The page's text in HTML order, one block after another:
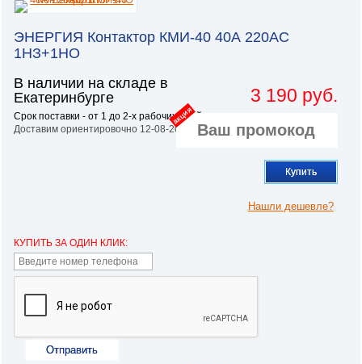
ЭНЕРГИЯ Контактор КМИ-40 40А 220AC
1НЗ+1НО
В наличии на складе в
Екатеринбурге
Срок поставки - от 1 до 2-х рабочих дней.
Доставим ориентировочно 12-08-2026
3 190 руб.
акция
Купить
Нашли дешевле?
КУПИТЬ ЗА ОДИН КЛИК:
Отправить